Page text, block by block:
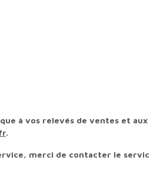
à vos relevés de ventes et
.